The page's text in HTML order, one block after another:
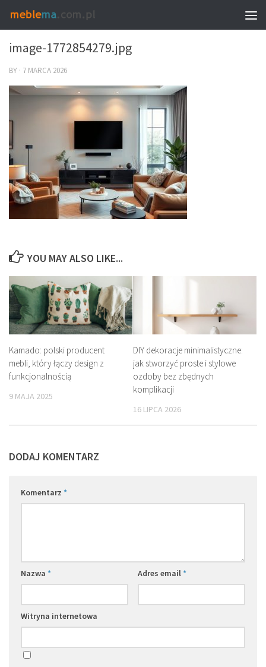
0
image-1772854279.jpg
BY · 7 MARCA 2026
YOU MAY ALSO LIKE...
Kamado: polski producent
mebli, który łączy design z
funkcjonalnością
9 MAJA 2025
DIY dekoracje minimalistyczne:
jak stworzyć proste i stylowe
ozdoby bez zbędnych
komplikacji
16 LIPCA 2026
DODAJ KOMENTARZ
Komentarz *
Nazwa * Adres email*
Witryna internetowa